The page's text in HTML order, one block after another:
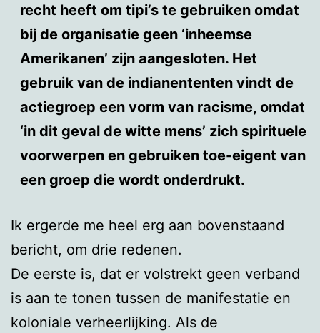
recht heeft om tipi’s te gebruiken omdat
bij de organisatie geen ‘inheemse
Amerikanen’ zijn aangesloten. Het
gebruik van de indianententen vindt de
actiegroep een vorm van racisme, omdat
‘in dit geval de witte mens’ zich spirituele
voorwerpen en gebruiken toe-eigent van
een groep die wordt onderdrukt.
Ik ergerde me heel erg aan bovenstaand
bericht, om drie redenen.
De eerste is, dat er volstrekt geen verband
is aan te tonen tussen de manifestatie en
koloniale verheerlijking. Als de